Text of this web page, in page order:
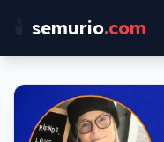
semurio.com